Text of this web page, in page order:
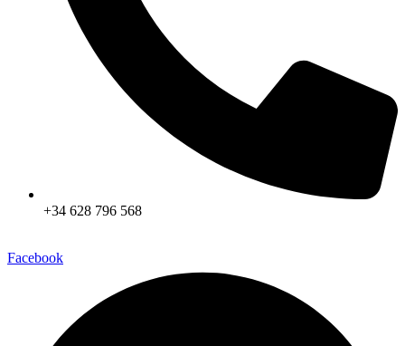
+34 628 796 568
Facebook